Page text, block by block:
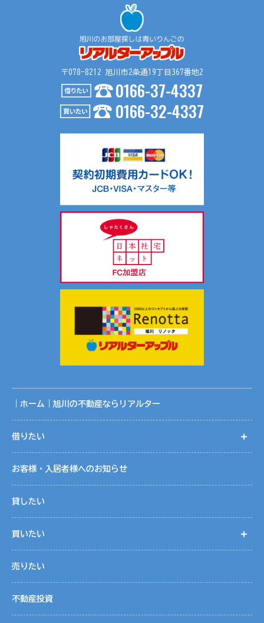
4. お問合せやご質問の受付と回答
5. お客様にとって有用と思われる情報の提供
6. サービス内容の分析、向上
４．個人情報の第三者提供
お問い合わせ内容が不動産の賃貸仲介・売買仲介の場合、以
不動産の賃貸仲介・売買仲介のため
（２）提供する個人情報の項目
氏名、生年月日、住所、電話番号、Ｅメールアドレス等
入居申込書等、契約書面に記載の上、提供します。
（４）提供を受ける者の組織の種類、属性
不動産の賃貸仲介・売買仲介における相手方
共同利用について当社では、お客様により有益な情報提供を
するためにリアルターグループとして総合的にお客様情報を
共同利用し、サポートしております。
共同利用する情報は、氏名、連絡先、物件情報、物件入居状
共同利用する範囲は、当社ホームページ記載の関連会社の範
囲です。
情報保護管理者が行っております。
ては、個人情報を預けることがあります。この場合、個人情
約等において個人情報の適正管理・機密保持などによりお客
を実施させます。
６．個人情報の開示等の請求
お客様は、当社に対してご自身の個人情報の開示等（利用目
的の通知、開示、内容の訂正・追加・削除、利用の停止また
は消去、第三者への提供の停止）に関して、当社「個人情報
〒078-8212 旭川市2条通19丁目367番地2
0166-37-4337
0166-32-4337
｜ホーム｜旭川の不動産ならリアルター
借りたい
お客様・入居者様へのお知らせ
貸したい
買いたい
売りたい
不動産投資